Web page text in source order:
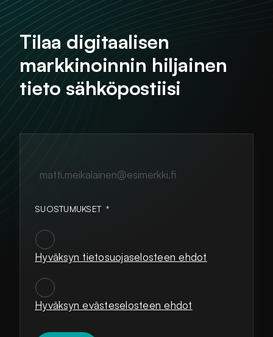
Tilaa digitaalisen
markkinoinnin hiljainen
tieto sähköpostiisi
SUOSTUMUKSET *
Hyväksyn tietosuojaselosteen ehdot
SUOSTUMUKSET
Hyväksyn evästeselosteen ehdot